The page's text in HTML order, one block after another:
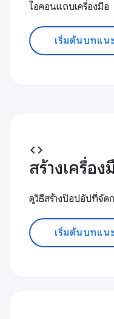
ไอคอนแถบเครื่องมือ
เริ่มต้นบทแน
code
สร้างเครื่อ
ดูวิธีสร้างป๊อปอัปที่จัด
เริ่มต้นบทแน